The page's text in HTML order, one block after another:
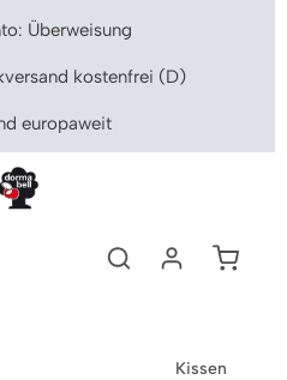
Überweisung
kostenfrei (D)
europaweit
Kissen